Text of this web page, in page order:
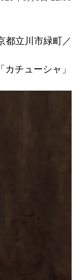
都立川市緑町／
カチューシャ」